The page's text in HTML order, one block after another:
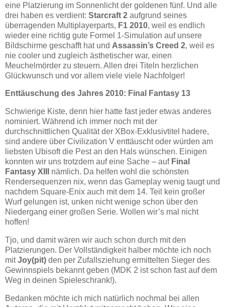
eine Platzierung im Sonnenlicht der goldenen fünf. Und alle
drei haben es verdient: Starcraft 2 aufgrund seines
überragenden Multiplayerparts, F1 2010, weil es endlich
wieder eine richtig gute Formel 1-Simulation auf unsere
Bildschirme geschafft hat und Assassin’s Creed 2, weil es
nie cooler und zugleich ästhetischer war, einen
Meuchelmörder zu steuern. Allen drei Titeln herzlichen
Glückwunsch und vor allem viele viele Nachfolger!
Enttäuschung des Jahres 2010: Final Fantasy 13
Schwierige Kiste, denn hier hatte fast jeder etwas anderes
nominiert. Während ich immer noch mit der
durchschnittlichen Qualität der XBox-Exklusivtitel hadere,
sind andere über Civilization V enttäuscht oder würden am
liebsten Ubisoft die Pest an den Hals wünschen. Einigen
konnten wir uns trotzdem auf eine Sache – auf Final
Fantasy XIII nämlich. Da helfen wohl die schönsten
Rendersequenzen nix, wenn das Gameplay wenig taugt und
nachdem Square-Enix auch mit dem 14. Teil kein großer
Wurf gelungen ist, unken nicht wenige schon über den
Niedergang einer großen Serie. Wollen wir’s mal nicht
hoffen!
Tjo, und damit wären wir auch schon durch mit den
Platzierungen. Der Vollständigkeit halber möchte ich noch
mitJoy(pit) den per Zufallsziehung ermittelten Sieger des
Gewinnspiels bekannt geben (MDK 2 ist schon fast auf dem
Weg in deinen Spieleschrank!).
Bedanken möchte ich mich natürlich nochmal bei allen